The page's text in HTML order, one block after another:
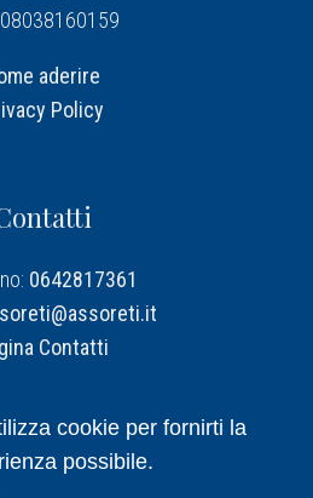
cookie per fornirti la
possibile.
08038160159
aderire
Policy
0642817361
Contatti